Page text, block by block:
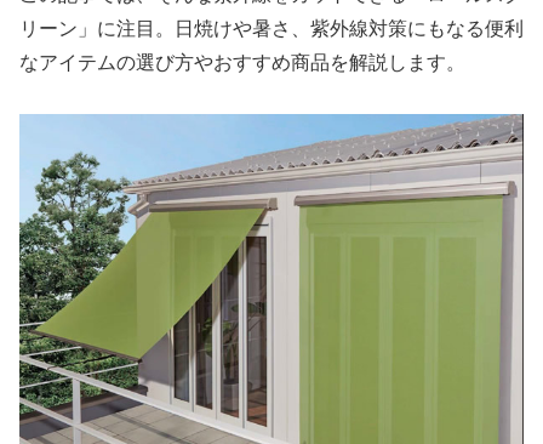
リーン」に注目。日焼けや暑さ、紫外線対策にもなる便利
なアイテムの選び方やおすすめ商品を解説します。